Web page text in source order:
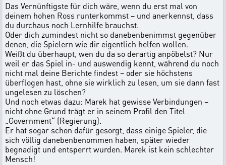
Das Vernünftigste für dich wäre, wenn du erst mal von
deinem hohen Ross runterkommst – und anerkennst, dass
du durchaus noch Lernhilfe brauchst.
Oder dich zumindest nicht so danebenbenimmst gegenüber
denen, die Spielern wie dir eigentlich helfen wollen.
Weißt du überhaupt, wen du da so derartig anpöbelst? Nur
weil er das Spiel in- und auswendig kennt, während du noch
nicht mal deine Berichte findest – oder sie höchstens
überflogen hast, ohne sie wirklich zu lesen, um sie dann fast
ungelesen zu löschen?
Und noch etwas dazu: Marek hat gewisse Verbindungen –
nicht ohne Grund trägt er in seinem Profil den Titel
„Government“ (Regierung).
Er hat sogar schon dafür gesorgt, dass einige Spieler, die
sich völlig danebenbenommen haben, später wieder
begnadigt und entsperrt wurden. Marek ist kein schlechter
Mensch!